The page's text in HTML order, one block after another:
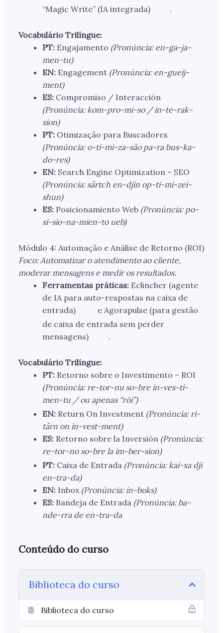
“Magic Write” (IA integrada)
.
Vocabulário Trilíngue:
PT:Engajamento (Pronúncia: en-ga-ja-
men-tu)
EN:Engagement (Pronúncia: en-gueij-
ment)
ES:Compromiso / Interacción
(Pronúncia: kom-pro-mi-so / in-te-rak-
sion)
PT:Otimização para Buscadores
(Pronúncia: o-ti-mi-za-são pa-ra bus-ka-
do-res)
EN:Search Engine Optimization – SEO
(Pronúncia: sârtch en-djin op-ti-mi-zei-
shun)
ES:Posicionamiento Web (Pronúncia: po-
si-sio-na-mien-to ueb)
Módulo 4: Automação e Análise de Retorno (ROI)
Foco: Automatizar o atendimento ao cliente,
moderar mensagens e medir os resultados.
Ferramentas práticas:Eclincher (agente
de IA para auto-respostas na caixa de
entrada)
e Agorapulse (para gestão
de caixa de entrada sem perder
mensagens)
.
Vocabulário Trilíngue:
PT:Retorno sobre o Investimento – ROI
(Pronúncia: re-tor-nu so-bre in-ves-ti-
men-tu / ou apenas “rói”)
EN:Return On Investment (Pronúncia: ri-
târn on in-vest-ment)
ES:Retorno sobre la Inversión (Pronúncia:
re-tor-no so-bre la im-ber-sion)
PT:Caixa de Entrada (Pronúncia: kai-xa dji
en-tra-da)
EN:Inbox (Pronúncia: in-boks)
ES:Bandeja de Entrada (Pronúncia: ba-
nde-rra de en-tra-da
Conteúdo do curso
Biblioteca do curso
Biblioteca do curso